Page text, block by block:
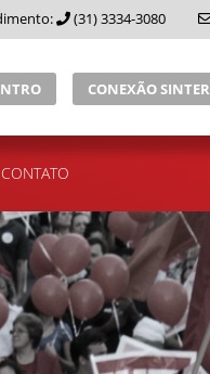
(31) 3334-3080
CONEXÃO SINTER
CONTATO